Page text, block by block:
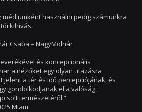
médiumként használni pedig számunkra
kihívás.
Csaba – NagyMolnár
és koncepcionális
a nézőket egy olyan utazásra
jelent a tér és idő percepciójának, és
gondolkodjanak el a valóság
természetéről.”
Miami